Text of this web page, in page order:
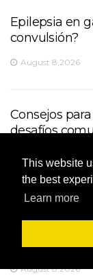
This website
the best
Learn more
Epilepsia en
convulsión?
August 8,2026
Consejos
desafíos
Lo que
August 8,2026